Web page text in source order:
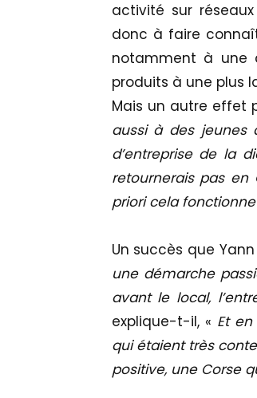
activité sur
donc à faire
notamment à une
produits à une plus
Mais un autre effet
aussi à des jeunes
d’entreprise de la
retournerais pas en
priori cela fonctionne
Un succès que
une démarche
avant le local,
explique-t-il, « Et
qui étaient très
positive, une Corse